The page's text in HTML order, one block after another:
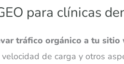
para clínicas
tráfico orgánico a tu sitio
de carga y otros